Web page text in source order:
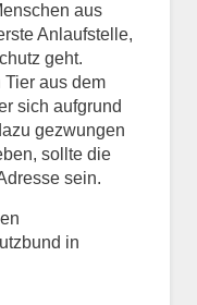
aus
Anlaufstelle,
geht.
aus dem
sich aufgrund
gezwungen
sollte die
sein.
in